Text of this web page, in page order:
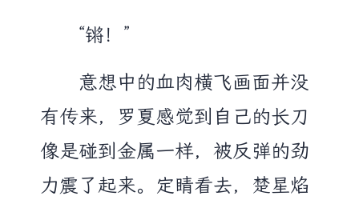
“锵！”
意想中的血肉横飞画面并没
有传来，罗夏感觉到自己的长刀
像是碰到金属一样，被反弹的劲
力震了起来。定睛看去，楚星焰